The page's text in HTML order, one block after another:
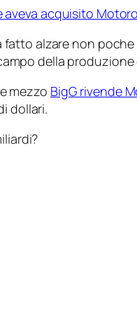
aveva acquisito
fatto alzare non
della
mezzo BigG rivende
dollari.